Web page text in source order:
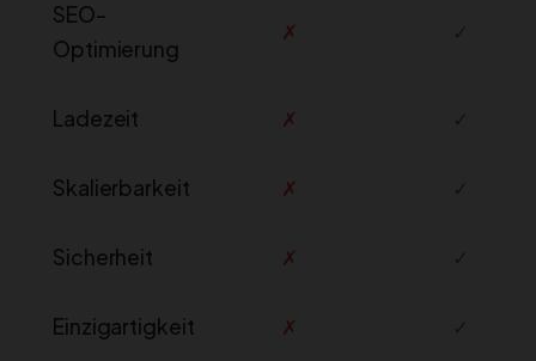
SEO-
Optimierung
✗ ✓
Ladezeit ✗ ✓
Skalierbarkeit ✗ ✓
Sicherheit ✗ ✓
Einzigartigkeit ✗ ✓